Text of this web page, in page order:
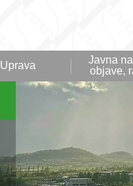
Uprava
Javna
objave,